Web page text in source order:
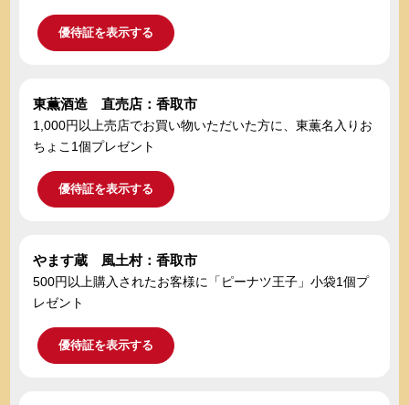
優待証を表示する
東薫酒造 直売店：香取市
1,000円以上売店でお買い物いただいた方に、東薫名入りお
ちょこ1個プレゼント
優待証を表示する
やます蔵 風土村：香取市
500円以上購入されたお客様に「ピーナツ王子」小袋1個プ
レゼント
優待証を表示する